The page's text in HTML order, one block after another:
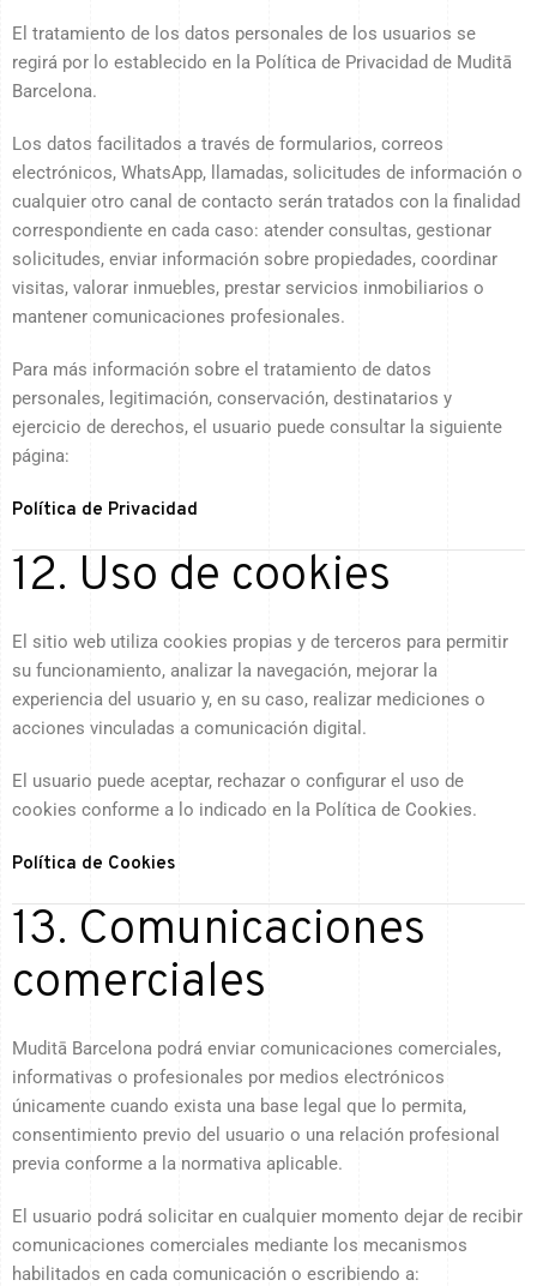
El tratamiento de los datos personales de los usuarios se
regirá por lo establecido en la Política de Privacidad de Muditā
Barcelona.
Los datos facilitados a través de formularios, correos
electrónicos, WhatsApp, llamadas, solicitudes de información o
cualquier otro canal de contacto serán tratados con la finalidad
correspondiente en cada caso: atender consultas, gestionar
solicitudes, enviar información sobre propiedades, coordinar
visitas, valorar inmuebles, prestar servicios inmobiliarios o
mantener comunicaciones profesionales.
Para más información sobre el tratamiento de datos
personales, legitimación, conservación, destinatarios y
ejercicio de derechos, el usuario puede consultar la siguiente
página:
Política de Privacidad
12. Uso de cookies
El sitio web utiliza cookies propias y de terceros para permitir
su funcionamiento, analizar la navegación, mejorar la
experiencia del usuario y, en su caso, realizar mediciones o
acciones vinculadas a comunicación digital.
El usuario puede aceptar, rechazar o configurar el uso de
cookies conforme a lo indicado en la Política de Cookies.
Política de Cookies
13. Comunicaciones
comerciales
Muditā Barcelona podrá enviar comunicaciones comerciales,
informativas o profesionales por medios electrónicos
únicamente cuando exista una base legal que lo permita,
consentimiento previo del usuario o una relación profesional
previa conforme a la normativa aplicable.
El usuario podrá solicitar en cualquier momento dejar de recibir
comunicaciones comerciales mediante los mecanismos
habilitados en cada comunicación o escribiendo a: